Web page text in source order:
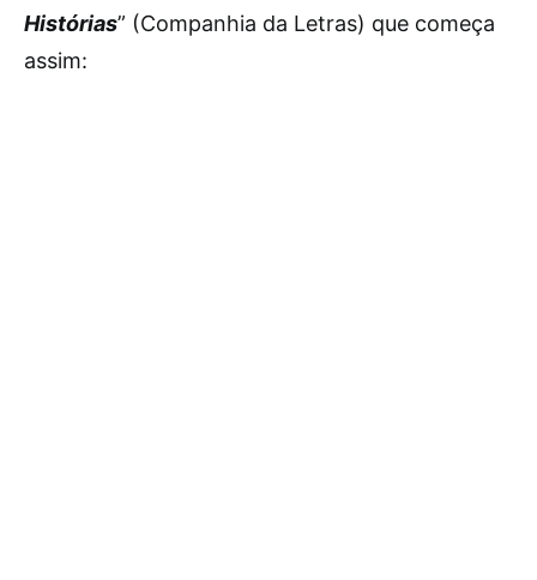
Histórias” (Companhia da Letras) que começa
assim: